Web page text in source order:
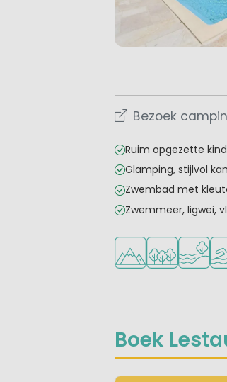
Bezoek
Ruim opgezette
Glamping, stijlvol
Zwembad met
Zwemmeer, ligwei,
Ligt in de heuvels/
Ligt in een
Ligt bij
Boek